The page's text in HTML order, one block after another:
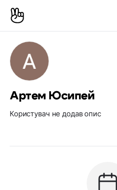
Артем Юсипей
Користувач не додав опис